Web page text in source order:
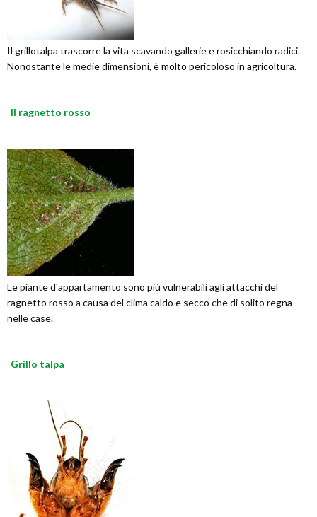
Il grillotalpa trascorre la vita scavando gallerie e rosicchiando radici.
Nonostante le medie dimensioni, è molto pericoloso in agricoltura.
Il ragnetto rosso
Le piante d'appartamento sono più vulnerabili agli attacchi del
ragnetto rosso a causa del clima caldo e secco che di solito regna
nelle case.
Grillo talpa